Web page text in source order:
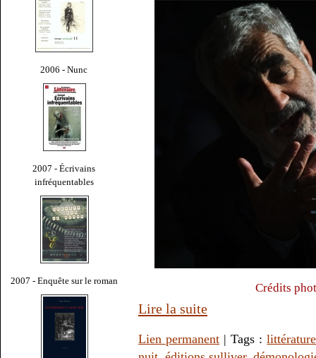
2006 - Nunc
2007 - Écrivains
infréquentables
2007 - Enquête sur le roman
Crédits
Lire la suite
Lien permanent | Tags :littérature